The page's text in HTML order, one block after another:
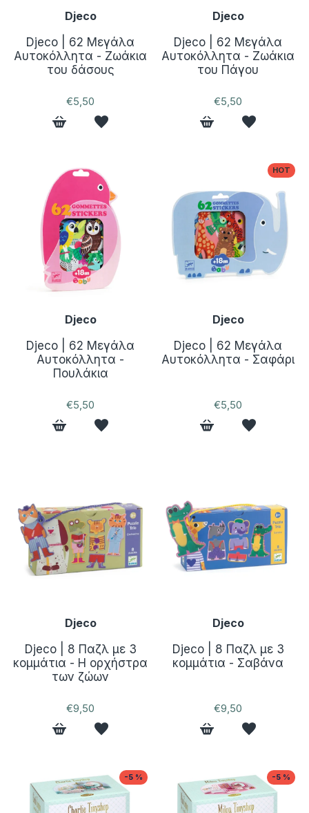
Djeco
Djeco | 62 Μεγάλα
Αυτοκόλλητα - Ζωάκια
του δάσους
€5,50
Djeco
Djeco | 62 Μεγάλα
Αυτοκόλλητα - Ζωάκια
του Πάγου
€5,50
Djeco
Djeco | 62 Μεγάλα
Αυτοκόλλητα -
Πουλάκια
€5,50
ΗΟΤ
Djeco
Djeco | 62 Μεγάλα
Αυτοκόλλητα - Σαφάρι
€5,50
Djeco
Djeco | 8 Παζλ με 3
κομμάτια - Η ορχήστρα
των ζώων
€9,50
Djeco
Djeco | 8 Παζλ με 3
κομμάτια - Σαβάνα
€9,50
-5 % -5 %